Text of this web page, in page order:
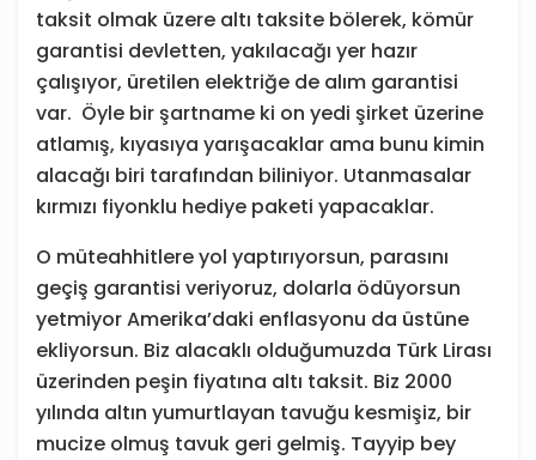
taksit olmak üzere altı taksite bölerek, kömür
garantisi devletten, yakılacağı yer hazır
çalışıyor, üretilen elektriğe de alım garantisi
var. Öyle bir şartname ki on yedi şirket üzerine
atlamış, kıyasıya yarışacaklar ama bunu kimin
alacağı biri tarafından biliniyor. Utanmasalar
kırmızı fiyonklu hediye paketi yapacaklar.
O müteahhitlere yol yaptırıyorsun, parasını
geçiş garantisi veriyoruz, dolarla ödüyorsun
yetmiyor Amerika’daki enflasyonu da üstüne
ekliyorsun. Biz alacaklı olduğumuzda Türk Lirası
üzerinden peşin fiyatına altı taksit. Biz 2000
yılında altın yumurtlayan tavuğu kesmişiz, bir
mucize olmuş tavuk geri gelmiş. Tayyip bey